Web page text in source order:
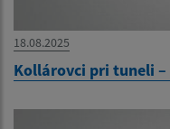
18.08.2025
Kollárovci pri tuneli